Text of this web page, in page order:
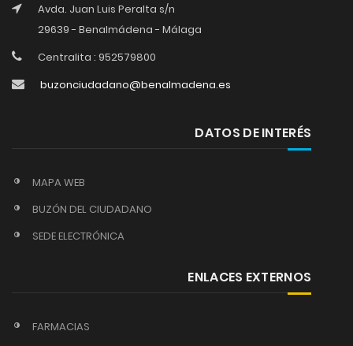
Avda. Juan Luis Peralta s/n
29639 - Benalmádena - Málaga
Centralita : 952579800
buzonciudadano@benalmadena.es
DATOS DE INTERÉS
MAPA WEB
BUZÓN DEL CIUDADANO
SEDE ELECTRÓNICA
ENLACES EXTERNOS
FARMACIAS